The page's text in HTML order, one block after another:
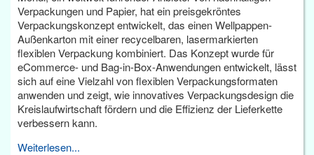
Verpackungen und Papier, hat ein preisgekröntes
Verpackungskonzept entwickelt, das einen Wellpappen-
Außenkarton mit einer recycelbaren, lasermarkierten
flexiblen Verpackung kombiniert. Das Konzept wurde für
eCommerce- und Bag-in-Box-Anwendungen entwickelt, lässt
sich auf eine Vielzahl von flexiblen Verpackungsformaten
anwenden und zeigt, wie innovatives Verpackungsdesign die
Kreislaufwirtschaft fördern und die Effizienz der Lieferkette
verbessern kann.
Weiterlesen...